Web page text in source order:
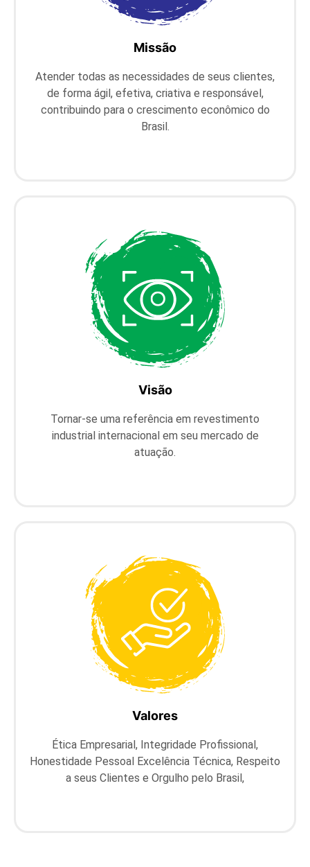
Missão
Atender todas as necessidades de seus clientes,
de forma ágil, efetiva, criativa e responsável,
contribuindo para o crescimento econômico do
Brasil.
Visão
Tornar-se uma referência em revestimento
industrial internacional em seu mercado de
atuação.
Valores
Ética Empresarial, Integridade Profissional,
Honestidade Pessoal Excelência Técnica, Respeito
a seus Clientes e Orgulho pelo Brasil,